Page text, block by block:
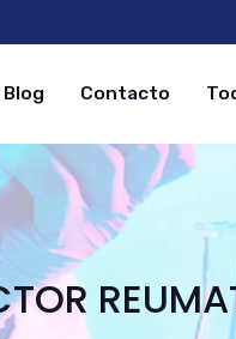
Blog Contacto